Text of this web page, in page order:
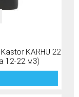
KARHU 22
12-22 м3)